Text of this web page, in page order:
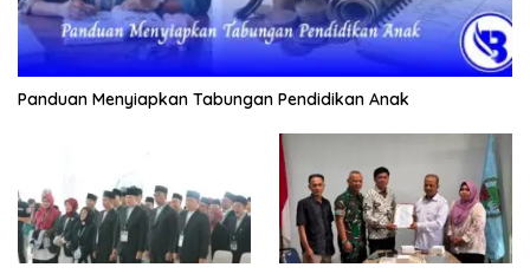
Panduan Menyiapkan Tabungan Pendidikan Anak